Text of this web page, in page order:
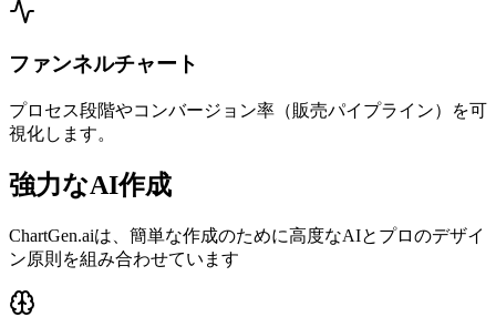
ファンネルチャート
プロセス段階やコンバージョン率（販売パイプライン）を可
視化します。
強力なAI作成
ChartGen.aiは、簡単な作成のために高度なAIとプロのデザイ
ン原則を組み合わせています